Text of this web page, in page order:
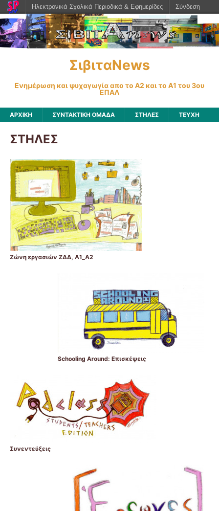
ΣιβιταNews
Ενημέρωση και ψυχαγωγία απο το Α2 και το Α1 του 3ου
ΕΠΑΛ
ΑΡΧΙΚΉ ΣΥΝΤΑΚΤΙΚΗ ΟΜΑΔΑ ΣΤΗΛΕΣ ΤΕΥΧΗ
ΣΤΗΛΕΣ
Ζώνη εργασιών ΖΔΔ, Α1_Α2
Schooling Around: Επισκέψεις
Συνεντεύξεις
Ηλεκτρονικά Σχολικά Περιοδικά & Εφημερίδες Σύνδεση